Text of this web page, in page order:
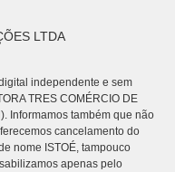
LTDA
independente e sem
TRES COMÉRCIO DE
Informamos também que não
cancelamento do
nome ISTOÉ, tampouco
apenas pelo